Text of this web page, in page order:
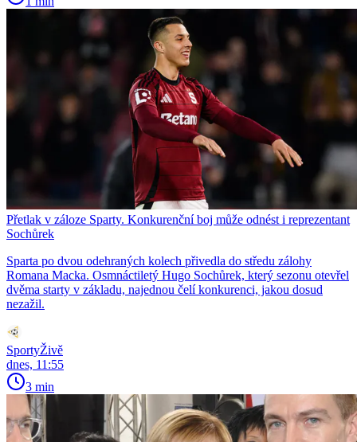
Přetlak v záloze Sparty. Konkurenční boj může odnést i reprezentant
Sochůrek
Sparta po dvou odehraných kolech přivedla do středu zálohy
Romana Macka. Osmnáctiletý Hugo Sochůrek, který sezonu otevřel
dvěma starty v základu, najednou čelí konkurenci, jakou dosud
nezažil.
SportyŽivě
dnes, 11:55
3 min